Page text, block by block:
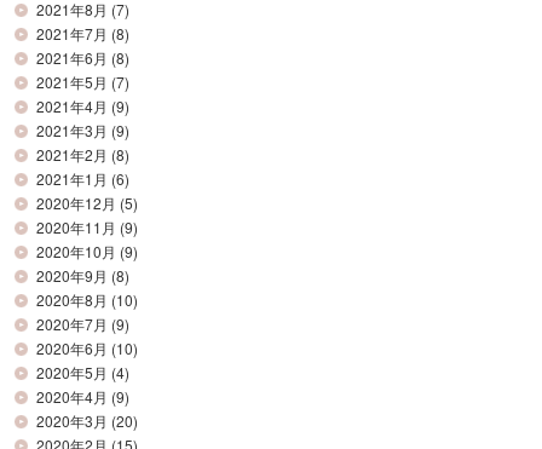
2021年8月 (7)
2021年7月 (8)
2021年6月 (8)
2021年5月 (7)
2021年4月 (9)
2021年3月 (9)
2021年2月 (8)
2021年1月 (6)
2020年12月 (5)
2020年11月 (9)
2020年10月 (9)
2020年9月 (8)
2020年8月 (10)
2020年7月 (9)
2020年6月 (10)
2020年5月 (4)
2020年4月 (9)
2020年3月 (20)
2020年2月 (15)